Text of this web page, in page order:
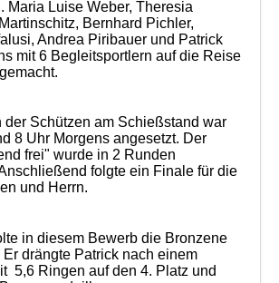
Maria Luise Weber, Theresia
Bernhard Pichler,
Andrea Piribauer und Patrick
mit 6 Begleitsportlern auf die Reise
der Schützen am Schießstand war
8 Uhr Morgens angesetzt. Der
frei" wurde in 2 Runden
folgte ein Finale für die
und Herrn.
in diesem Bewerb die Bronzene
Er drängte Patrick nach einem
5,6 Ringen auf den 4. Platz und